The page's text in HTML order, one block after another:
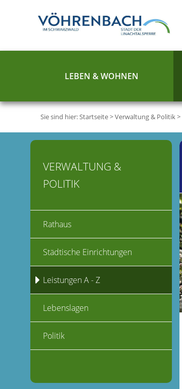
LEBEN & WOHNEN
Sie sind hier:Startseite>Verwaltung & Politik>
VERWALTUNG &
POLITIK
Rathaus
Städtische Einrichtungen
Leistungen A - Z
Lebenslagen
Politik